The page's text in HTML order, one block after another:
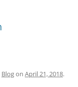
Blogon April 21, 2018.